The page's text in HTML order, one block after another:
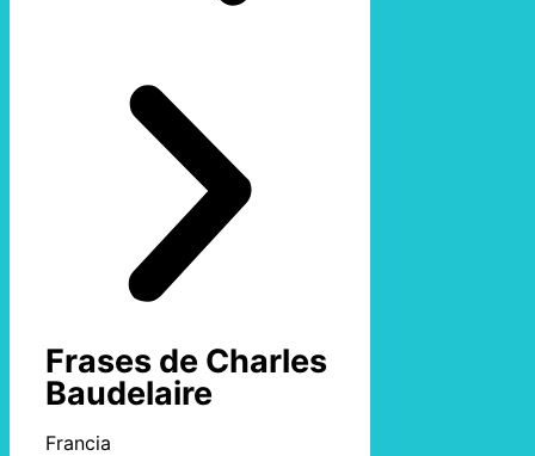
Frases de Charles
Baudelaire
Francia